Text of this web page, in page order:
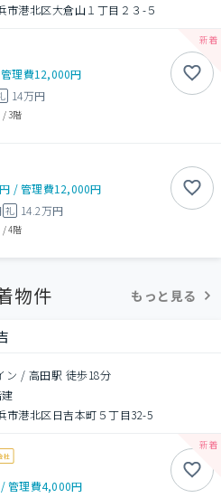
市港北区大倉山１丁目２３-５
管理費12,000円
14万円
/3階
/管理費12,000円
礼 14.2万円
/4階
物件 もっと見る
ン / 高田駅 徒歩18分
市港北区日吉本町５丁目32-5
/管理費4,000円